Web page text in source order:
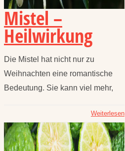
Mistel –
Heilwirkung
Die Mistel hat nicht nur zu
Weihnachten eine romantische
Bedeutung. Sie kann viel mehr,
Weiterlesen